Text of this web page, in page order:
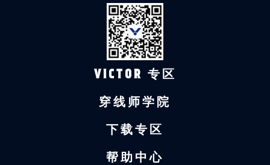
VICTOR 专区
穿线师学院
下载专区
帮助中心